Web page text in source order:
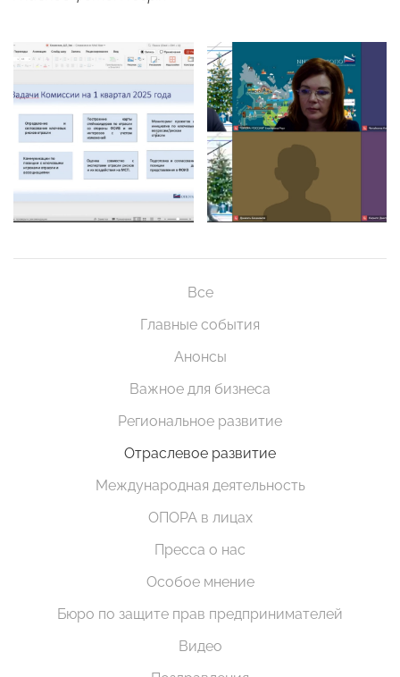
Все
Главные события
Анонсы
Важное для бизнеса
Региональное развитие
Отраслевое развитие
Международная деятельность
ОПОРА в лицах
Пресса о нас
Особое мнение
Бюро по защите прав предпринимателей
Видео